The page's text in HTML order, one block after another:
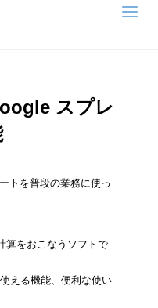
ッ
スプレ
トを普段の業務に使っ
算をおこなうソフトで
える機能、便利な使い